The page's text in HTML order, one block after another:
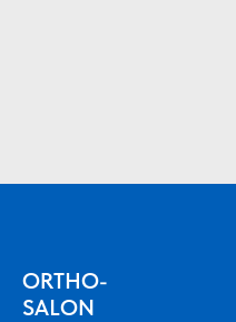
ORTHO-
SALON